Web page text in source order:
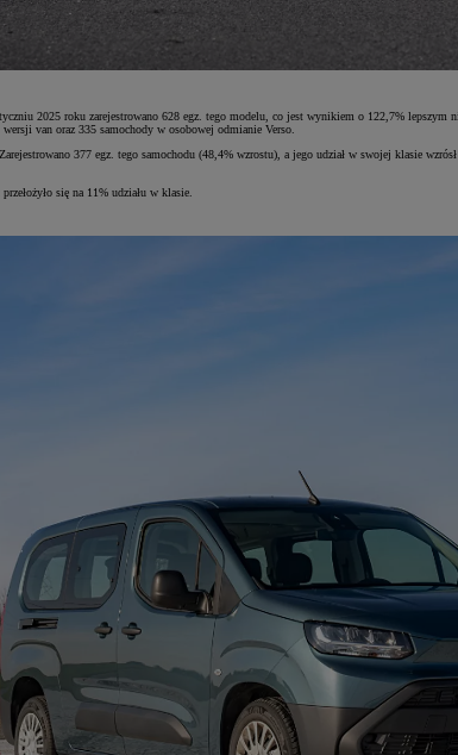
2025 roku zarejestrowano 628 egz. tego modelu, co jest wynikiem o 122,7%
van oraz 335 samochody w osobowej odmianie Verso.
377 egz. tego samochodu (48,4% wzrostu), a jego udział w swojej klasie
się na 11% udziału w klasie.